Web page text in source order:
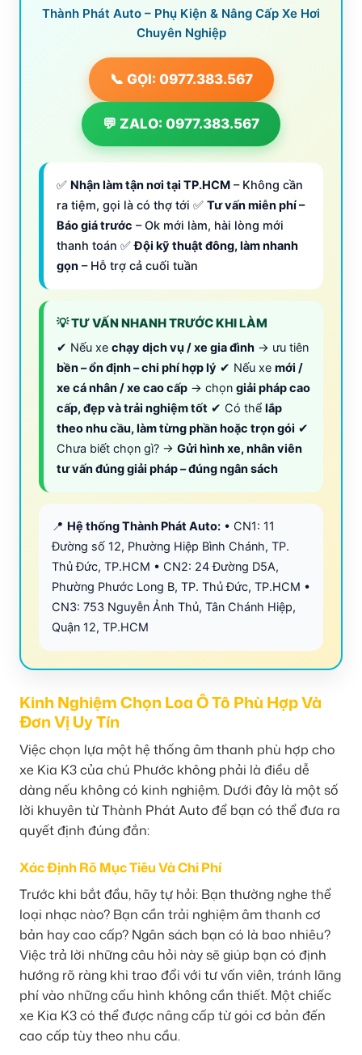
Thành Phát Auto – Phụ Kiện & Nâng Cấp Xe Hơi
Chuyên Nghiệp
📞 GỌI: 0977.383.567
💬 ZALO: 0977.383.567
✅ Nhận làm tận nơi tại TP.HCM – Không cần
ra tiệm, gọi là có thợ tới ✅ Tư vấn miễn phí –
Báo giá trước – Ok mới làm, hài lòng mới
thanh toán ✅Đội kỹ thuật đông, làm nhanh
gọn – Hỗ trợ cả cuối tuần
💡 TƯ VẤN NHANH TRƯỚC KHI LÀM
✔ Nếu xe chạy dịch vụ / xe gia đình → ưu tiên
bền – ổn định – chi phí hợp lý ✔ Nếu xe mới /
xe cá nhân / xe cao cấp → chọn giải pháp cao
cấp, đẹp và trải nghiệm tốt ✔ Có thể lắp
theo nhu cầu, làm từng phần hoặc trọn gói ✔
Chưa biết chọn gì? → Gửi hình xe, nhân viên
tư vấn đúng giải pháp – đúng ngân sách
📍 Hệ thống Thành Phát Auto: • CN1: 11
Đường số 12, Phường Hiệp Bình Chánh, TP.
Thủ Đức, TP.HCM • CN2: 24 Đường D5A,
Phường Phước Long B, TP. Thủ Đức, TP.HCM •
CN3: 753 Nguyễn Ảnh Thủ, Tân Chánh Hiệp,
Quận 12, TP.HCM
Kinh Nghiệm Chọn Loa Ô Tô Phù Hợp Và
Đơn Vị Uy Tín
Việc chọn lựa một hệ thống âm thanh phù hợp cho
xe Kia K3 của chú Phước không phải là điều dễ
dàng nếu không có kinh nghiệm. Dưới đây là một số
lời khuyên từ Thành Phát Auto để bạn có thể đưa ra
quyết định đúng đắn:
Xác Định Rõ Mục Tiêu Và Chi Phí
Trước khi bắt đầu, hãy tự hỏi: Bạn thường nghe thể
loại nhạc nào? Bạn cần trải nghiệm âm thanh cơ
bản hay cao cấp? Ngân sách bạn có là bao nhiêu?
Việc trả lời những câu hỏi này sẽ giúp bạn có định
hướng rõ ràng khi trao đổi với tư vấn viên, tránh lãng
phí vào những cấu hình không cần thiết. Một chiếc
xe Kia K3 có thể được nâng cấp từ gói cơ bản đến
cao cấp tùy theo nhu cầu.